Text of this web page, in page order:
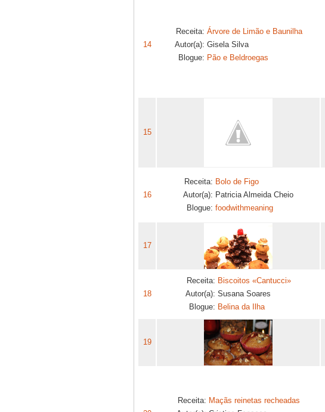
14
Receita: Árvore de Limão e Baunilha
Autor(a): Gisela Silva
Blogue: Pão e Beldroegas
15
16
Receita: Bolo de Figo
Autor(a): Patricia Almeida Cheio
Blogue: foodwithmeaning
17
18
Receita: Biscoitos «Cantucci»
Autor(a): Susana Soares
Blogue: Belina da Ilha
19
Receita: Maçãs reinetas recheadas